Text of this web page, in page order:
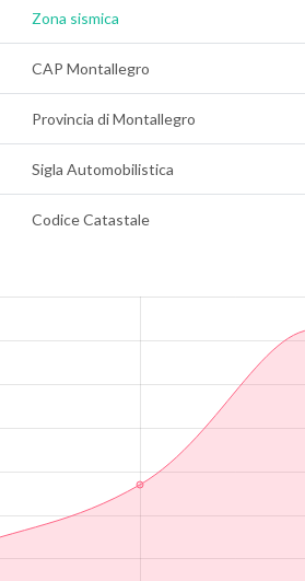
Zona sismica
CAP Montallegro
Provincia di Montallegro
Sigla Automobilistica
Codice Catastale